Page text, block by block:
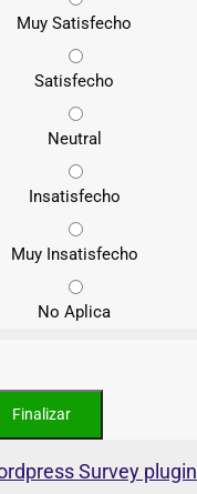
Muy Satisfecho
Satisfecho
Neutral
Insatisfecho
Muy Insatisfecho
No Aplica
Survey plugin